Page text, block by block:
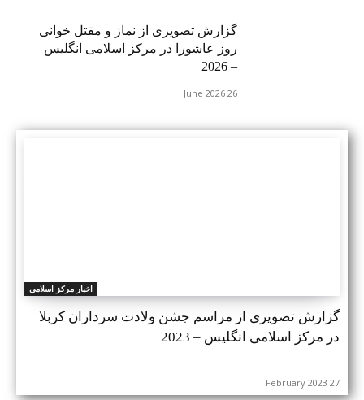
گزارش تصویری از نماز و مقتل خوانی
روز عاشورا در مرکز اسلامی انگلیس
– 2026
26 June 2026
اخبار مرکز اسلامی
گزارش تصویری از مراسم جشن ولادت سرداران کربلا
در مرکز اسلامی انگلیس – 2023
27 February 2023